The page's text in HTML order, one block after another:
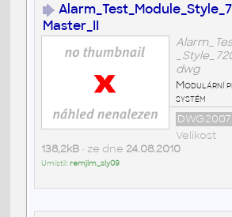
Master_II
dwg
Modulární
systém
DWG2007
Velikost
138,2kB• ze dne 24.08.2010
Umístil:remjim_sly09